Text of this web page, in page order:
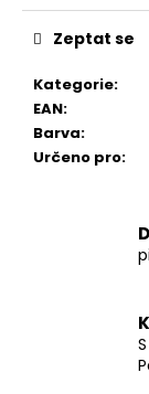
Kategorie:
EAN:
Barva:
Určeno pro:
Zeptat se